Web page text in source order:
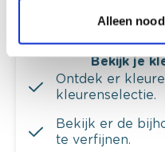
Alleen
Bekijk je
Ontdek er
kleurenselectie.
Bekijk er de
te verfijnen.